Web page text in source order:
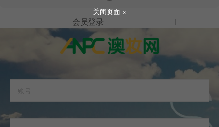
会员登录
会员注册
在线商城
关闭页面 ×